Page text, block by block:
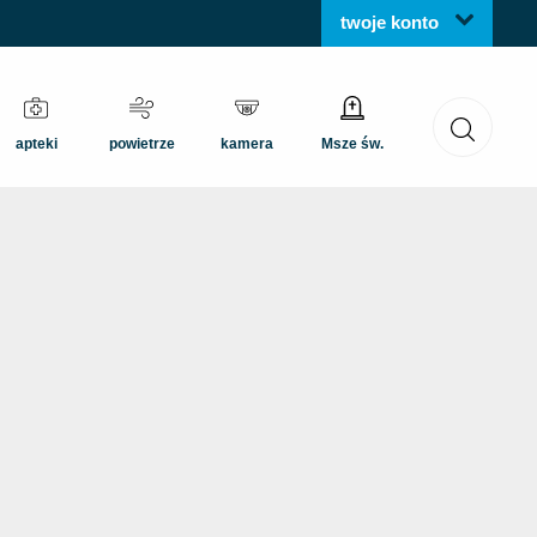
twoje konto
apteki powietrze kamera Msze św.